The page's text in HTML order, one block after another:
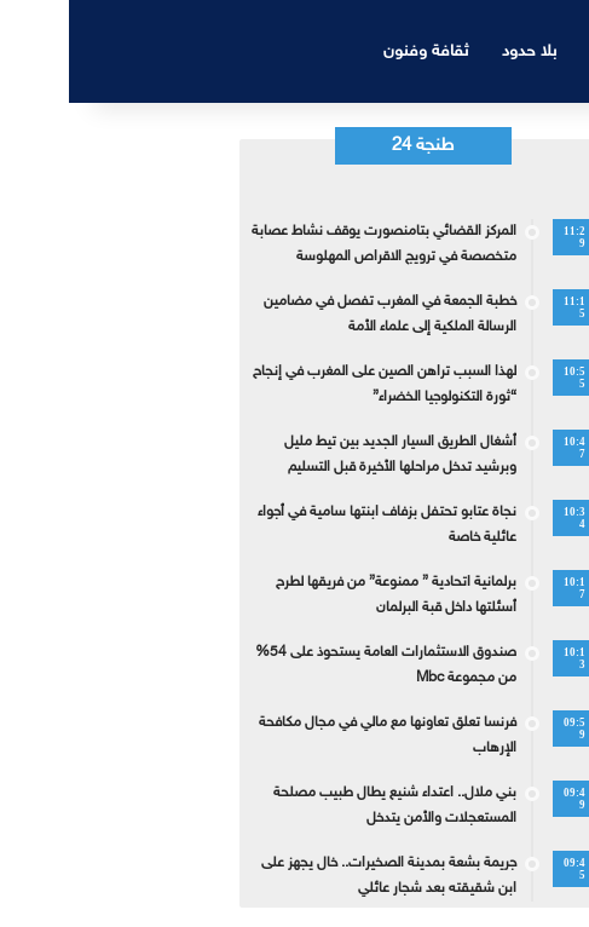
بلا حدود ثقافة وفنون
طنجة 24
11:2
9
المركز القضائي بتامنصورت يوقف نشاط عصابة
متخصصة في ترويج الاقراص المهلوسة
11:1
5
خطبة الجمعة في المغرب تفصل في مضامين
الرسالة الملكية إلى علماء الأمة
10:5
5
لهذا السبب تراهن الصين على المغرب في إنجاح
“ثورة التكنولوجيا الخضراء”
10:4
7
أشغال الطريق السيار الجديد بين تيط مليل
وبرشيد تدخل مراحلها الأخيرة قبل التسليم
10:3
4
نجاة عتابو تحتفل بزفاف ابنتها سامية في أجواء
عائلية خاصة
10:1
7
برلمانية اتحادية ” ممنوعة” من فريقها لطرح
أسئلتها داخل قبة البرلمان
10:1
3
صندوق الاستثمارات العامة يستحوذ على 54%
من مجموعة Mbc
09:5
9
فرنسا تعلق تعاونها مع مالي في مجال مكافحة
الإرهاب
09:4
9
بني ملال.. اعتداء شنيع يطال طبيب مصلحة
المستعجلات والأمن يتدخل
09:4
5
جريمة بشعة بمدينة الصخيرات.. خال يجهز على
ابن شقيقته بعد شجار عائلي